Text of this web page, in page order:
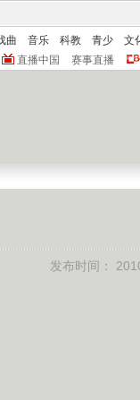
曲 音乐 科教 青少 文
直播中国 赛事直播
发布时间：